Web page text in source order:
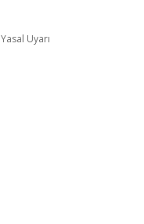
Yasal Uyarı